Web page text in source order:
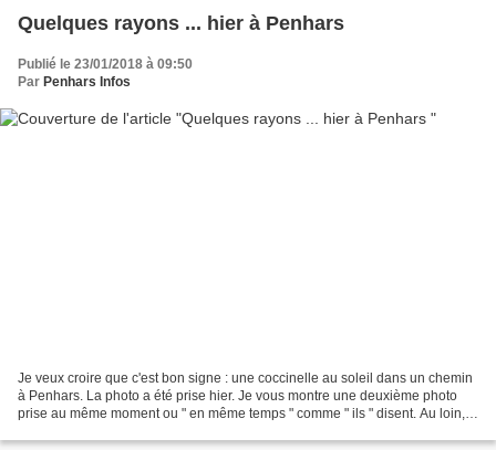
Quelques rayons ... hier à Penhars
Publié le 23/01/2018 à 09:50
Par Penhars Infos
Je veux croire que c'est bon signe : une coccinelle au soleil dans un chemin
à Penhars. La photo a été prise hier. Je vous montre une deuxième photo
prise au même moment ou " en même temps " comme " ils " disent. Au loin,